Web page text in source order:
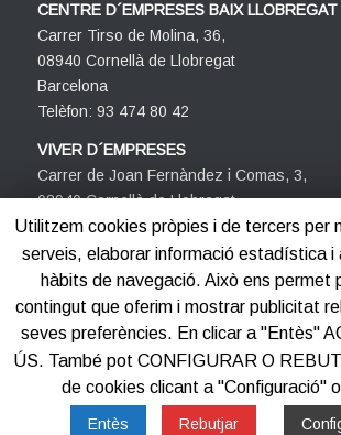
CENTRE D´EMPRESES BAIX LLOBREGAT
Carrer Tirso de Molina, 36,
08940 Cornellà de Llobregat
Barcelona
Telèfon: 93 474 80 42
VIVER D´EMPRESES
Carrer de Joan Fernàndez i Comas, 3,
08940 Cornellà de Llobregat
Barcelona
Telèfon: 93 474 80 42
©2012-2025 Centre d'Empreses PROCORNELLÀ
Utilitzem cookies pròpies i de tercers per
serveis, elaborar informació estadística i
hàbits de navegació. Això ens permet
contingut que oferim i mostrar publicitat
seves preferències. En clicar a "Entès"
ÚS. També pot CONFIGURAR O
de cookies clicant a "Configuració"
Entès Rebutjar